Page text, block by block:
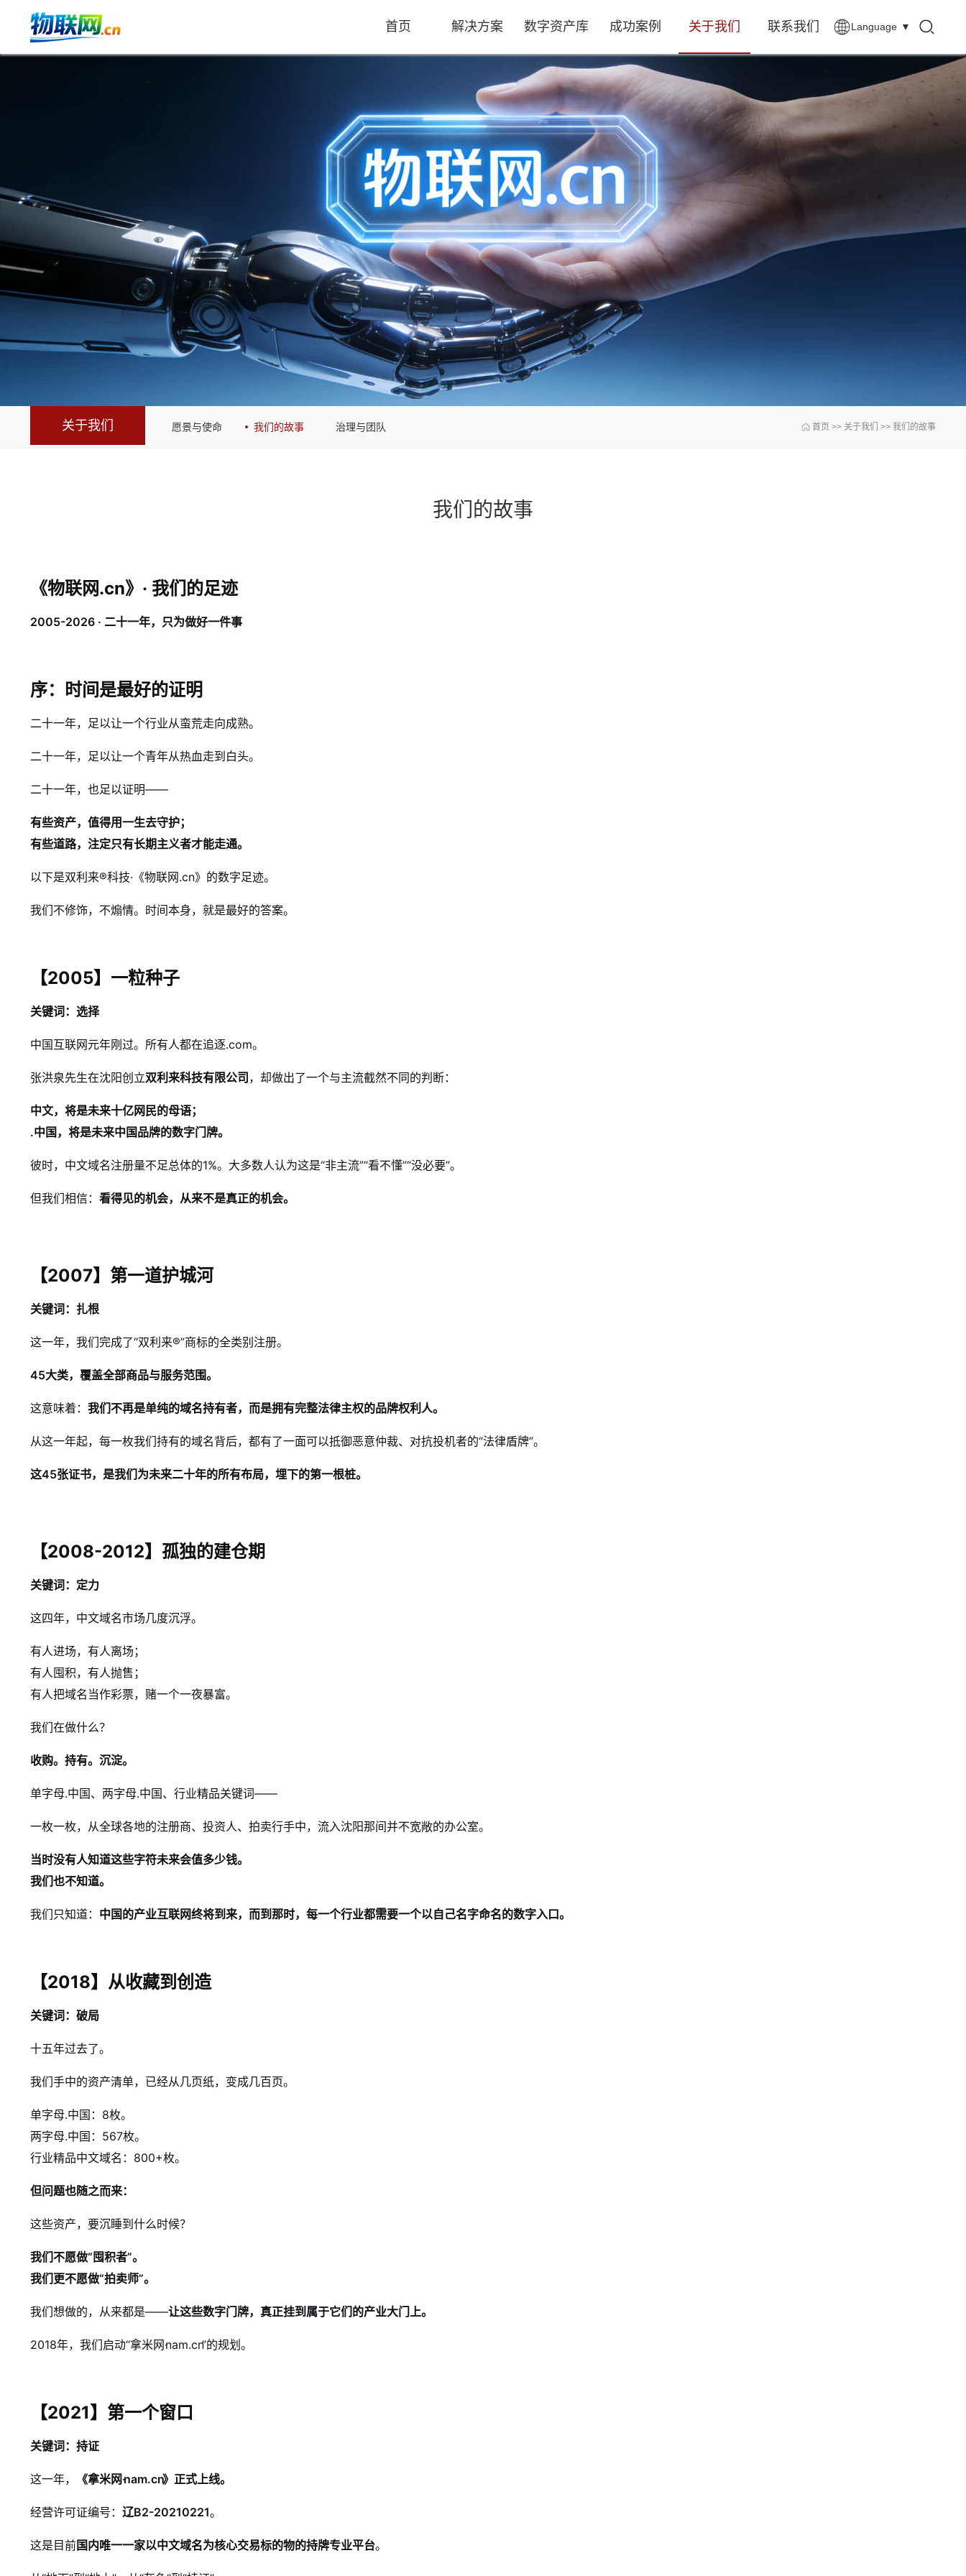
Language ▼
首页 解决方案 数字资产库 成功案例 关于我们 联系我们
首页 >> 关于我们 >> 我们的故事
关于我们 愿景与使命 我们的故事 治理与团队
我们的故事
《物联网.cn》· 我们的足迹
2005-2026 · 二十一年，只为做好一件事
序：时间是最好的证明
二十一年，足以让一个行业从蛮荒走向成熟。
二十一年，足以让一个青年从热血走到白头。
二十一年，也足以证明——
有些资产，值得用一生去守护；
有些道路，注定只有长期主义者才能走通。
以下是双利来®科技·《物联网.cn》的数字足迹。
我们不修饰，不煽情。时间本身，就是最好的答案。
【2005】一粒种子
关键词：选择
中国互联网元年刚过。所有人都在追逐.com。
张洪泉先生在沈阳创立双利来科技有限公司，却做出了一个与主流截然不同的判断：
中文，将是未来十亿网民的母语；
.中国，将是未来中国品牌的数字门牌。
彼时，中文域名注册量不足总体的1%。大多数人认为这是“非主流”“看不懂”“没必要”。
但我们相信： 看得见的机会，从来不是真正的机会。
【2007】第一道护城河
关键词：扎根
这一年，我们完成了“双利来®”商标的全类别注册。
45大类，覆盖全部商品与服务范围。
这意味着： 我们不再是单纯的域名持有者，而是拥有完整法律主权的品牌权利人。
从这一年起，每一枚我们持有的域名背后，都有了一面可以抵御恶意仲裁、对抗投机者的“法律盾牌”。
这45张证书，是我们为未来二十年的所有布局，埋下的第一根桩。
【2008-2012】孤独的建仓期
关键词：定力
这四年，中文域名市场几度沉浮。
有人进场，有人离场；
有人囤积，有人抛售；
有人把域名当作彩票，赌一个一夜暴富。
我们在做什么？
收购。持有。沉淀。
单字母.中国、两字母.中国、行业精品关键词——
一枚一枚，从全球各地的注册商、投资人、拍卖行手中，流入沈阳那间并不宽敞的办公室。
当时没有人知道这些字符未来会值多少钱。
我们也不知道。
我们只知道： 中国的产业互联网终将到来，而到那时，每一个行业都需要一个以自己名字命名的数字入口。
【2018】从收藏到创造
关键词：破局
十五年过去了。
我们手中的资产清单，已经从几页纸，变成几百页。
单字母.中国：8枚。
两字母.中国：567枚。
行业精品中文域名：800+枚。
但问题也随之而来：
这些资产，要沉睡到什么时候？
我们不愿做“囤积者”。
我们更不愿做“拍卖师”。
我们想做的，从来都是——让这些数字门牌，真正挂到属于它们的产业大门上。
2018年，我们启动“拿米网·nam.cn”的规划。
【2021】第一个窗口
关键词：持证
这一年， 《拿米网·nam.cn》正式上线。
经营许可证编号： 辽B2-20210221。
这是目前国内唯一一家以中文域名为核心交易标的物的持牌专业平台。